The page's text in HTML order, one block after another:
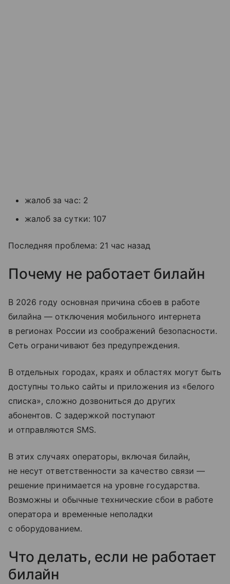
жалоб за час: 2
жалоб за сутки: 107
Последняя проблема: 21 час назад
Почему не работает билайн
В 2026 году основная причина сбоев в работе
билайна — отключения мобильного интернета
в регионах России из соображений безопасности.
Сеть ограничивают без предупреждения.
В отдельных городах, краях и областях могут быть
доступны только сайты и приложения из «белого
списка», сложно дозвониться до других
абонентов. С задержкой поступают
и отправляются SMS.
В этих случаях операторы, включая билайн,
не несут ответственности за качество связи —
решение принимается на уровне государства.
Возможны и обычные технические сбои в работе
оператора и временные неполадки
с оборудованием.
Что делать, если не работает
билайн